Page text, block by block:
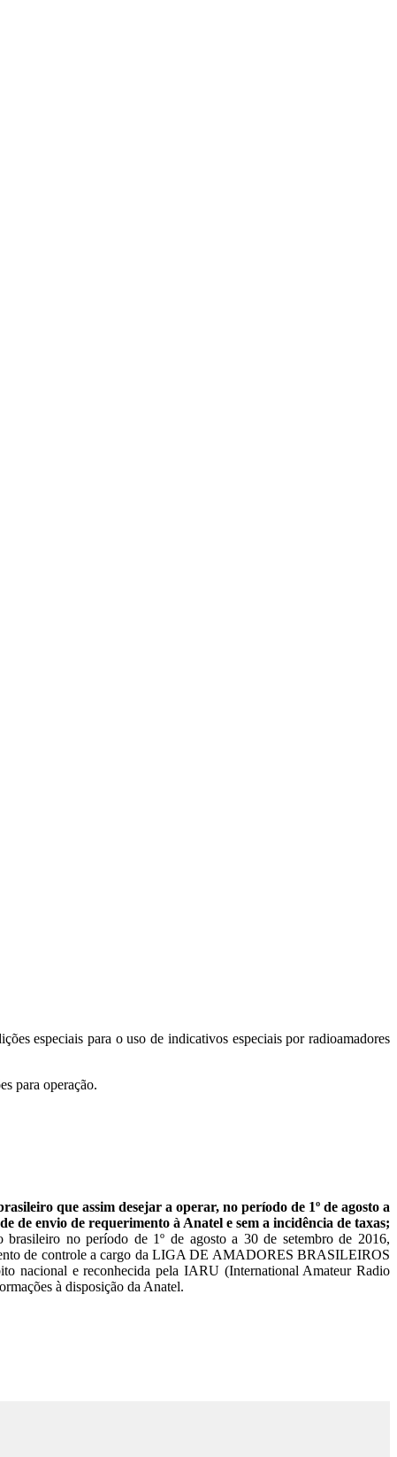
especiais para o uso de indicativos especiais por radioamadores
para operação.
que assim desejar a operar, no período de 1º de agosto a
de envio de requerimento à Anatel e sem a incidência de taxas;
brasileiro no período de 1º de agosto a 30 de setembro de 2016,
de controle a cargo da LIGA DE AMADORES BRASILEIROS
nacional e reconhecida pela IARU (International Amateur Radio
à disposição da Anatel.